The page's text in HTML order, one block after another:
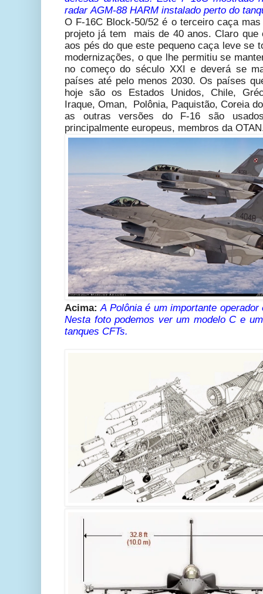
radar AGM-88 HARM instalado perto do
O F-16C Block-50/52 é o terceiro caça
projeto já tem mais de 40 anos. Claro que
aos pés do que este pequeno caça leve se
modernizações, o que lhe permitiu se
no começo do século XXI e deverá se
países até pelo menos 2030. Os países
hoje são os Estados Unidos, Chile,
Iraque, Oman, Polônia, Paquistão, Coreia
as outras versões do F-16 são
principalmente europeus, membros da
Acima: A Polônia é um importante
Nesta foto podemos ver um modelo C e
tanques CFTs.